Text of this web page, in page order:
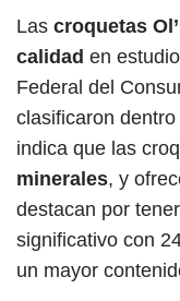
Las croquetas
calidad en
Federal del
clasificaron
indica que las
minerales, y
destacan por
significativo con
un mayor